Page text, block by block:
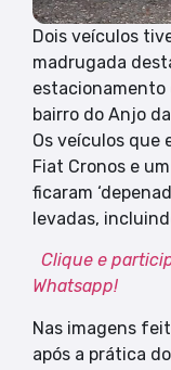
Dois veículos
madrugada
estacionamento
bairro do Anjo
Os veículos que
Fiat Cronos e
ficaram
levadas,
Clique e
Whatsapp!
Nas imagens
após a prática